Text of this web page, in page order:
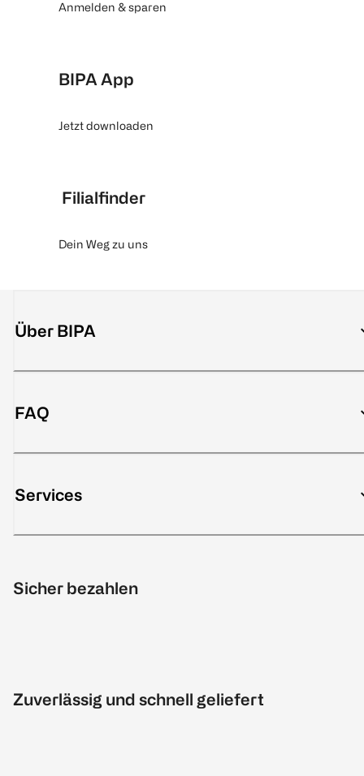
Anmelden & sparen
BIPA App
Jetzt downloaden
Filialfinder
Dein Weg zu uns
Über BIPA
FAQ
Services
Sicher bezahlen
Zuverlässig und schnell geliefert